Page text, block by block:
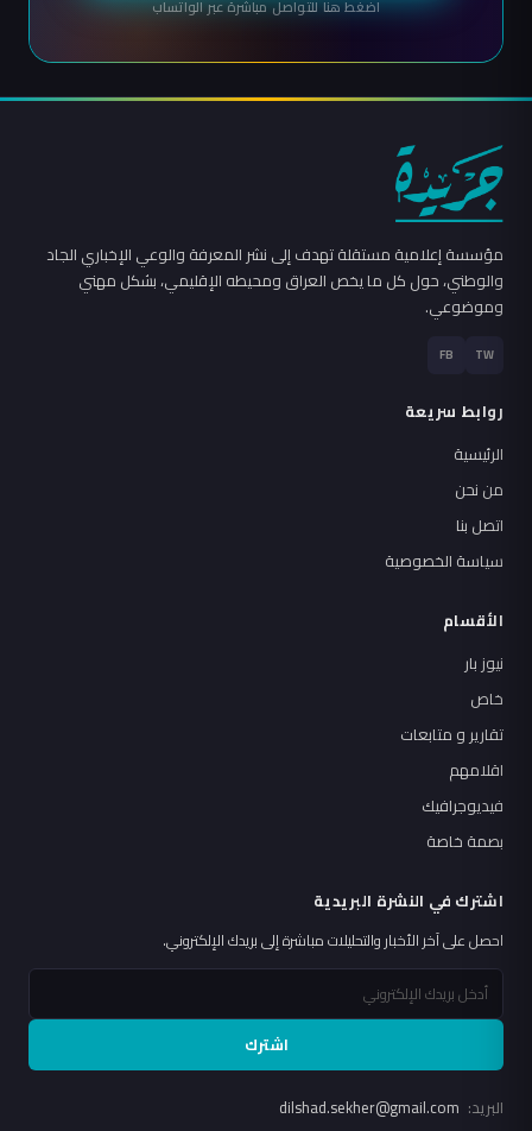
اضغط هنا للتواصل مباشرة عبر الواتساب
مؤسسة إعلامية مستقلة تهدف إلى نشر المعرفة والوعي الإخباري الجاد
والوطني، حول كل ما يخص العراق ومحيطه الإقليمي، بشكل مهني
وموضوعي.
TW
FB
روابط سريعة
الرئيسية
من نحن
اتصل بنا
سياسة الخصوصية
الأقسام
نيوز بار
خاص
تقارير و متابعات
اقلامهم
فيديوجرافيك
بصمة خاصة
اشترك في النشرة البريدية
احصل على آخر الأخبار والتحليلات مباشرة إلى بريدك الإلكتروني.
اشترك
البريد: